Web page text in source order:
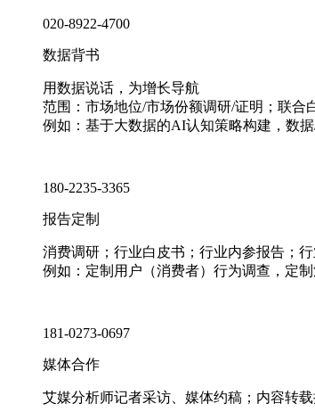
020-8922-4700
数据背书
用数据说话，为增长导航
范围：市场地位/市场份额调研/证明；联合
例如：基于大数据的AI认知策略构建，数
180-2235-3365
报告定制
消费调研；行业白皮书；行业内参报告；
例如：定制用户（消费者）行为调查，定
181-0273-0697
媒体合作
艾媒分析师记者采访、媒体约稿；内容转载